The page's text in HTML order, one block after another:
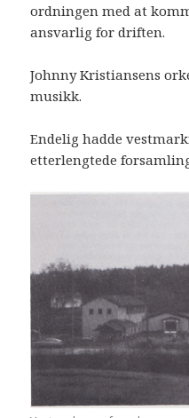
ordningen med at
ansvarlig for driften.
Johnny Kristiansens
musikk.
Endelig hadde
etterlengtede